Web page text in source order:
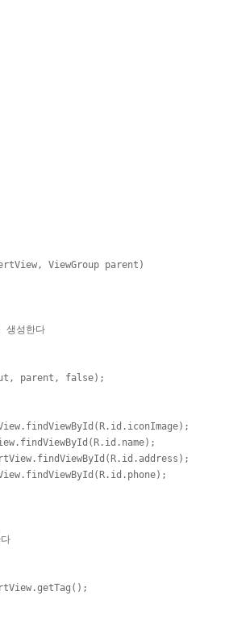
ViewGroup parent)
생성한다
parent, false);